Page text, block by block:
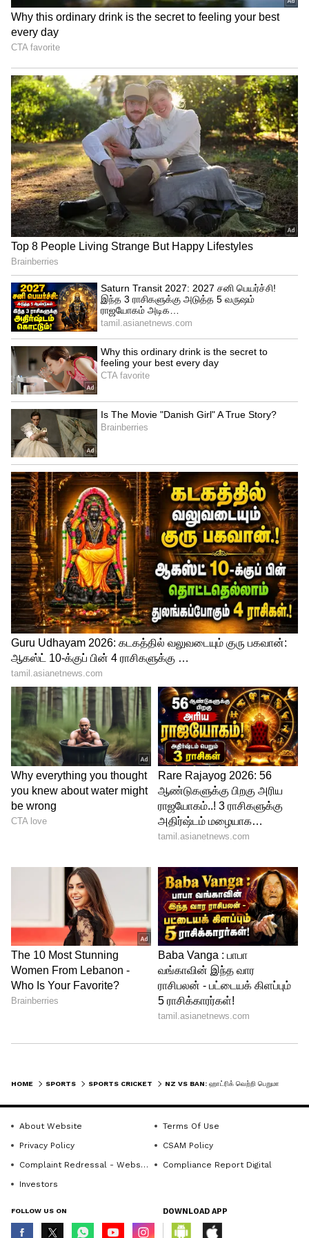
Click this
link:https://whatsapp.com/channel/0029Va9T
FCWB4hdYZOoYCK2D
நியூசிலாந்து பிளேயிங் 11:
டெவான் கான்வே, வில் யங், கேன்
வில்லியம்சன் (கேப்டன்), டேரில் மிட்செல்,
டாம் லாதம் (விக்கெட் கீப்பர்), கிளென்
பிலிப்ஸ், ரச்சின் ரவீந்திரா, மிட்செல்
சாண்ட்னர், மேட் ஹென்றி, லாக்கி
ஃபெர்குசன் அல்லது இஷ் சோதி, டிரெண்ட்
போல்ட்
வங்கதேசம் பிளேயிங் 11:
தன்ஷித் அகமது அல்லது மஹ்முதுல்லா,
லிட்டன் தாஸ், நஜ்முல்லா ஹூசைன்
ஷாண்டோ, ஷாகிப் அல் ஹசன் (கேப்டன்),
மெஹிடி ஹசன் மிராஸ், முஷ்பிகுர் ரஹீம்
(விக்கெட் கீப்பர்), தவ்ஹீத் ஹ்ரிதோய்,
மஹெதி ஹசன், தஸ்கின் அகமது,
ஷோரிஃபுல் இஸ்லாம், முஷ்தாஃபிஜூர்
2023ல் உலகக் கோப்பையில் 2ஆவது
முறையாக குறைவான ரன்னுக்கு ஆல்
அவுட்டான ஆஸ்திரேலியா!
HOME SPORTS SPORTS CRICKET
About Website
Terms Of Use
Privacy Policy
CSAM Policy
Complaint Redressal - Website
Compliance Report Digital
Investors
FOLLOW US ON DOWNLOAD APP